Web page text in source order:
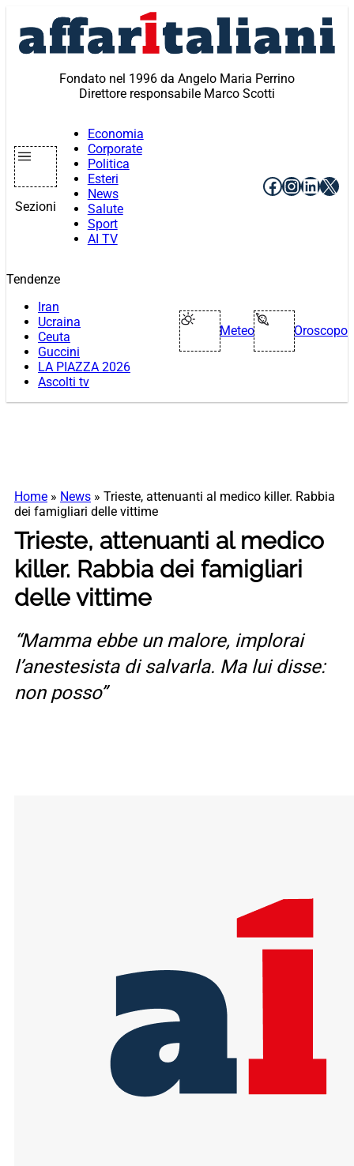
contenuto
Fondato nel 1996 da Angelo Maria Perrino
Direttore responsabile Marco Scotti
Sezioni
Economia
Corporate
Politica
Esteri
News
Salute
Sport
AI TV
Facebook
X
Tendenze
Iran
Ucraina
Ceuta
Guccini
LA PIAZZA 2026
Ascolti tv
Meteo Oroscopo
Home » News » Trieste, attenuanti al medico killer. Rabbia
dei famigliari delle vittime
Trieste, attenuanti al medico
killer. Rabbia dei famigliari
delle vittime
“Mamma ebbe un malore, implorai
l’anestesista di salvarla. Ma lui disse:
non posso”